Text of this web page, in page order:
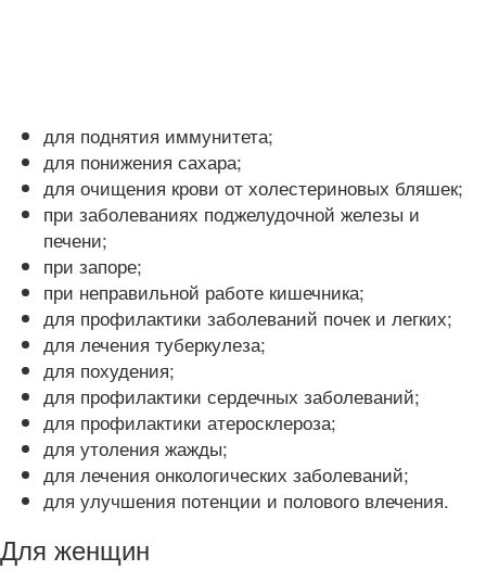
для поднятия иммунитета;
для понижения сахара;
для очищения крови от холестериновых бляшек;
при заболеваниях поджелудочной железы и
печени;
при запоре;
при неправильной работе кишечника;
для профилактики заболеваний почек и легких;
для лечения туберкулеза;
для похудения;
для профилактики сердечных заболеваний;
для профилактики атеросклероза;
для утоления жажды;
для лечения онкологических заболеваний;
для улучшения потенции и полового влечения.
Для женщин